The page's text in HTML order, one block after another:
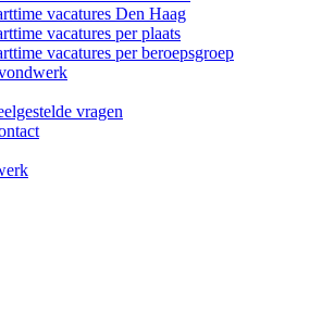
vacatures Den Haag
vacatures per plaats
vacatures per beroepsgroep
vragen